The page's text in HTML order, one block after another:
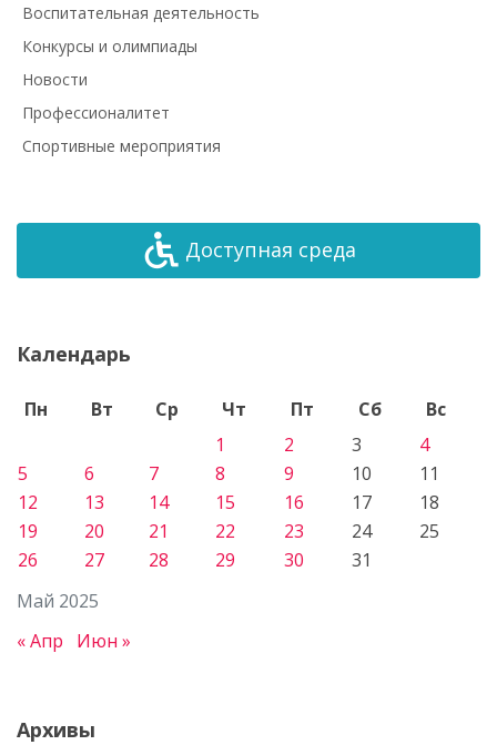
Воспитательная деятельность
Конкурсы и олимпиады
Новости
Профессионалитет
Спортивные мероприятия
Доступная среда
Календарь
Май 2025
Пн Вт Ср Чт Пт Сб
Вс
1
2 3
4
5
6 7 8 9 10
11
12
13 14 15 16 17
18
19
20 21 22 23 24
25
26
27 28 29 30 31
« Апр Июн »
Архивы